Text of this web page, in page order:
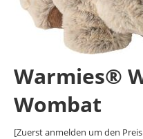
Warmies®
Wombat
[Zuerst anmelden um den